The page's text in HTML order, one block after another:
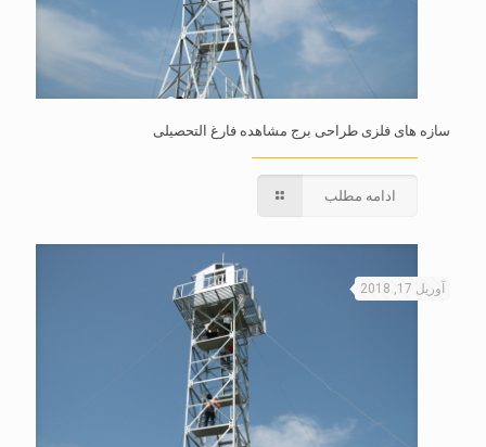
سازه های فلزی طراحی برج مشاهده فارغ التحصیلی
ادامه مطلب
آوریل 17, 2018